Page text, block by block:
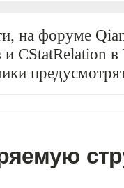
на форуме
и CStatRelation